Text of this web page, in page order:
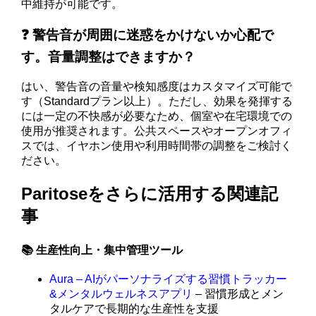
中維持が可能です。
❓ 警告音が周囲に迷惑をかけないか心配で
す。音量調整はできますか？
はい、警告音の音量や検知感度はカスタマイズ可能で
す（Standardプラン以上）。ただし、効果を発揮する
には一定の不快感が必要なため、個室や在宅環境での
使用が推奨されます。公共スペースやオープンオフィ
スでは、イヤホン使用や利用時間帯の調整をご検討く
ださい。
Paritoseをさらに活用する関連記
事
📚 生産性向上・集中管理ツール
Aura – AIがパーソナライズする習慣トラッカー
&メンタルウェルネスアプリ – 習慣形成とメン
タルケアで長期的な生産性を支援